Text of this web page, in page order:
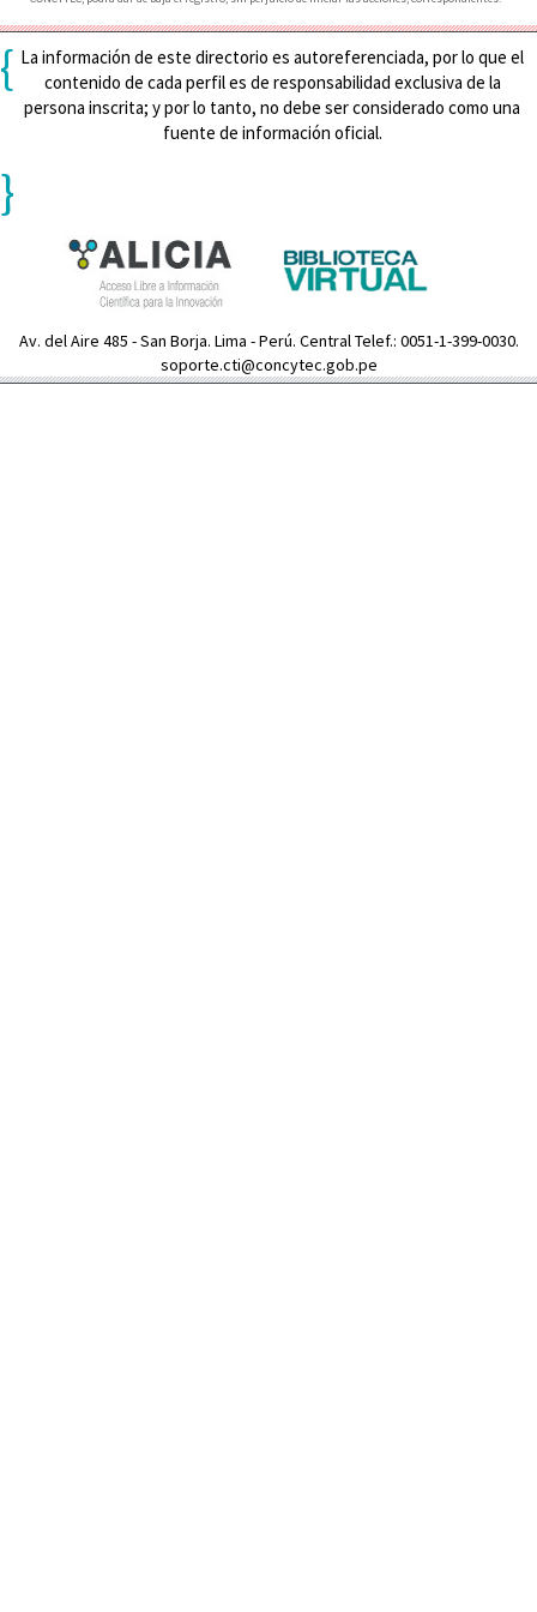
{ La información de este directorio es autoreferenciada, por lo que el
contenido de cada perfil es de responsabilidad exclusiva de la
persona inscrita; y por lo tanto, no debe ser considerado como una
fuente de información oficial.
}
Av. del Aire 485 - San Borja. Lima - Perú. Central Telef.: 0051-1-399-0030.
soporte.cti@concytec.gob.pe